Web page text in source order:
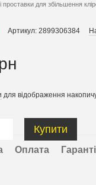
проставки для збільшення
Артикул: 2899306384
для відображення
Купити
Оплата